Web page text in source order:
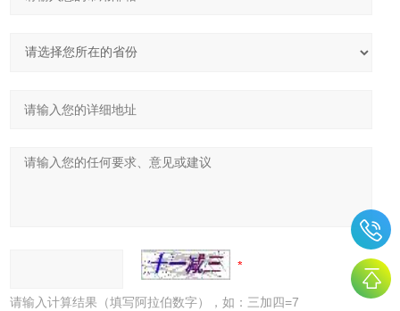
请输入计算结果（填写阿拉伯数字），如：三加四=7